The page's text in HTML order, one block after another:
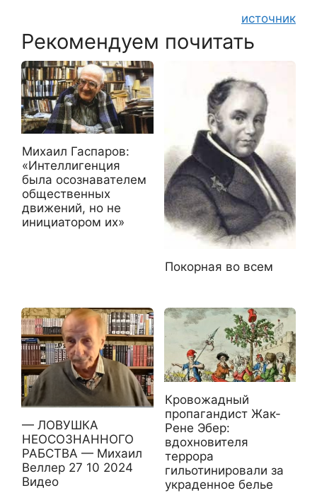
источник
Рекомендуем почитать
Михаил Гаспаров:
«Интеллигенция
была осознавателем
общественных
движений, но не
инициатором их»
Покорная во всем
— ЛОВУШКА
НЕОСОЗНАННОГО
РАБСТВА — Михаил
Веллер 27 10 2024
Видео
Кровожадный
пропагандист Жак-
Рене Эбер:
вдохновителя
террора
гильотинировали за
украденное белье